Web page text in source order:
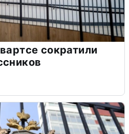
сократили